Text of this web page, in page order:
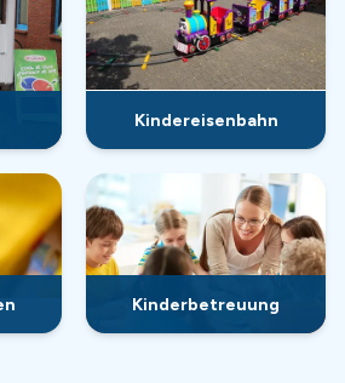
Kindereisenbahn
Kinderbetreuung